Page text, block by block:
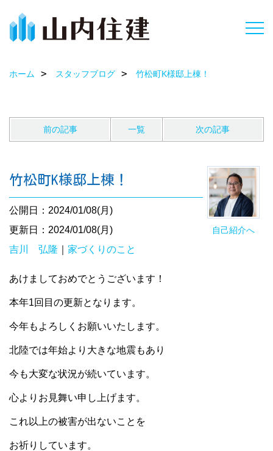
ホーム スタッフブログ 竹松町K様邸上棟！
前の記事 一覧 次の記事
自己紹介へ
竹松町K様邸上棟！
公開日：2024/01/08(月)
更新日：2024/01/08(月)
吉川 弘隆
家づくりのこと
あけましておめでとうございます！
本年1回目の更新となります。
今年もよろしくお願いいたします。
北陸では年始より大きな地震もあり
今も大変な状況が続いています。
心よりお見舞い申し上げます。
これ以上の被害が出ないことを
お祈りしています。